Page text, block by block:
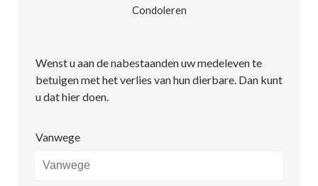
Condoleren
Wenst u aan de nabestaanden uw medeleven te
betuigen met het verlies van hun dierbare. Dan kunt
u dat hier doen.
Vanwege